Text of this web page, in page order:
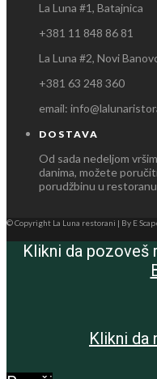
La Luna #1, Batajnica
+381 11 848 86 81
La Luna #2, Novi
+381 63 248 360
email:
DOSTAVA
Od sada nedeljom
danima, možete
porudžbinu u
© Copyright La Luna restorani | By E
Klikni da pozoveš
Klikni da